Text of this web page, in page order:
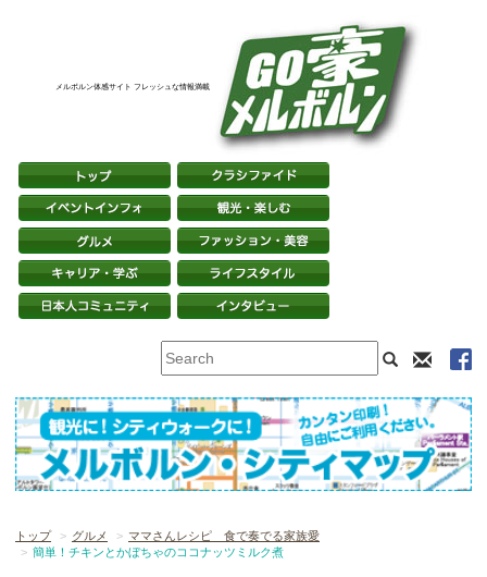
メルボルン体感サイト フレッシュな情報満載
トップ グルメ
ママさんレシピ 食で奏でる家族愛
簡単！チキンとかぼちゃのココナッツミルク煮